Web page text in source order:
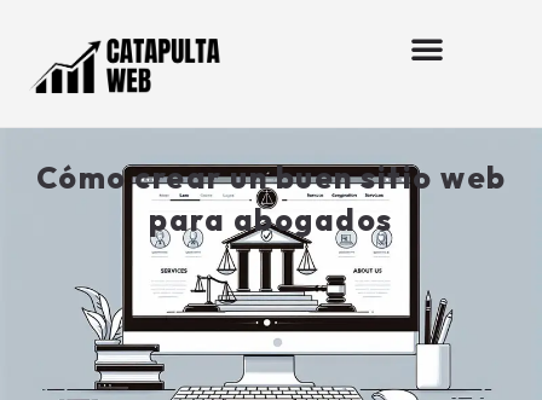
Cómo crear un buen sitio web
para abogados